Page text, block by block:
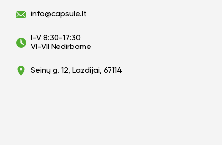
info@capsule.lt
I-V 8:30-17:30
VI-VII Nedirbame
Seinų g. 12, Lazdijai, 67114